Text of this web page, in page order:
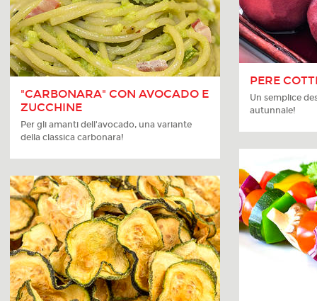
PERE
Un semplice
autunnale!
"CARBONARA" CON AVOCADO E
ZUCCHINE
Per gli amanti dell'avocado, una variante
della classica carbonara!